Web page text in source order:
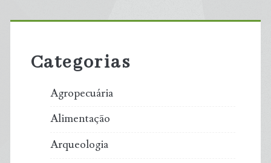
Primary
Sidebar
Categorias
Agropecuária
Alimentação
Arqueologia